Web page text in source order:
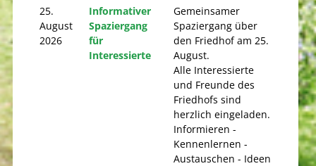
25.
August
2026
Informativer
Spaziergang
für
Interessierte
Gemeinsamer
Spaziergang über
den Friedhof am 25.
August.
Alle Interessierte
und Freunde des
Friedhofs sind
herzlich eingeladen.
Informieren -
Kennenlernen -
Austauschen - Ideen